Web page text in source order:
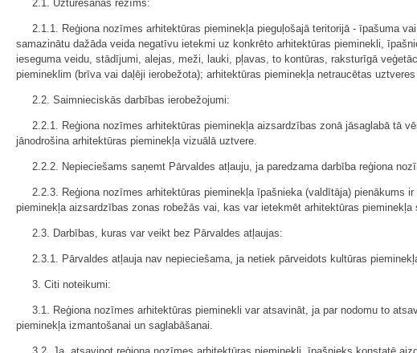
2.1. Uzturēšanas režīms:
2.1.1. Reģiona nozīmes arhitektūras pieminekļa pieguļošajā teritorijā - īpašuma
samazinātu dažāda veida negatīvu ietekmi uz konkrēto arhitektūras pieminekli,
ieseguma veidu, stādījumi, alejas, meži, lauki, pļavas, to kontūras, raksturīgā
piemineklim (brīva vai daļēji ierobežota); arhitektūras pieminekļa netraucētas
2.2. Saimnieciskās darbības ierobežojumi:
2.2.1. Reģiona nozīmes arhitektūras pieminekļa aizsardzības zonā jāsaglabā tā
jānodrošina arhitektūras pieminekļa vizuālā uztvere.
2.2.2. Nepieciešams saņemt Pārvaldes atļauju, ja paredzama darbība reģiona
2.2.3. Reģiona nozīmes arhitektūras pieminekļa īpašnieka (valdītāja) pienākums
pieminekļa aizsardzības zonas robežās vai, kas var ietekmēt arhitektūras
2.3. Darbības, kuras var veikt bez Pārvaldes atļaujas:
2.3.1. Pārvaldes atļauja nav nepieciešama, ja netiek pārveidots kultūras
3. Citi noteikumi:
3.1. Reģiona nozīmes arhitektūras pieminekli var atsavināt, ja par nodomu to
pieminekļa izmantošanai un saglabāšanai.